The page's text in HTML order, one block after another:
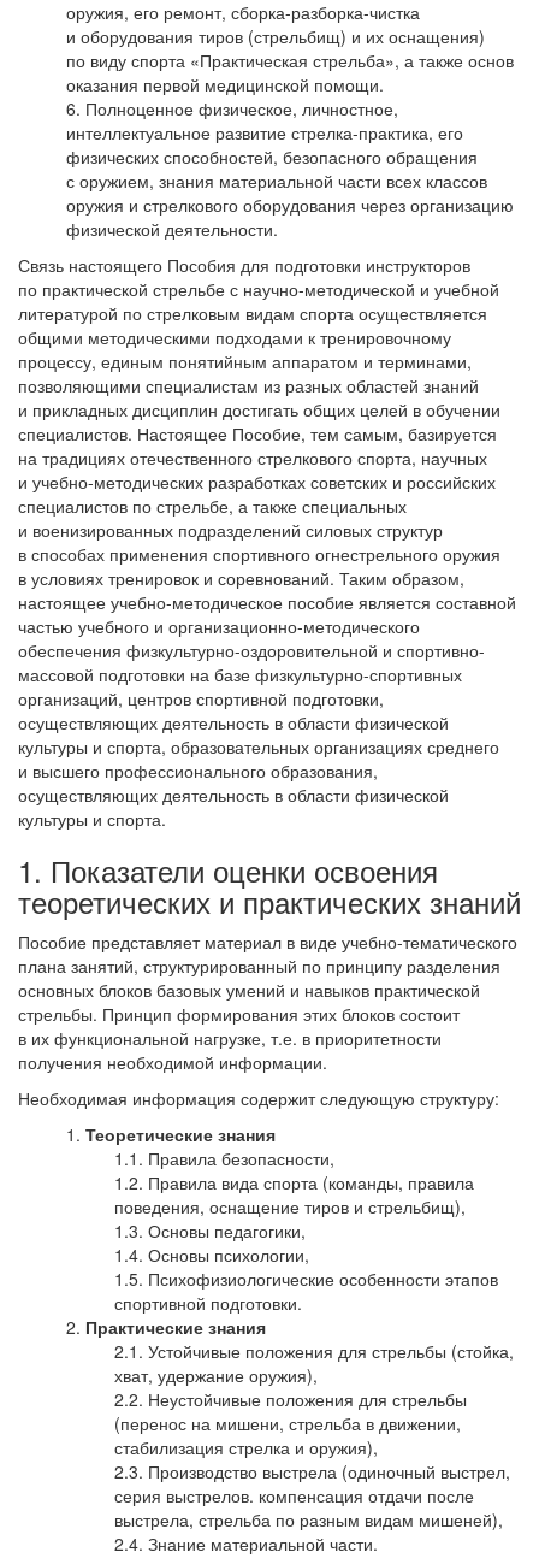
оружия, его ремонт, сборка-разборка-чистка
и оборудования тиров (стрельбищ) и их оснащения)
по виду спорта «Практическая стрельба», а также основ
оказания первой медицинской помощи.
Полноценное физическое, личностное,
интеллектуальное развитие стрелка-практика, его
физических способностей, безопасного обращения
с оружием, знания материальной части всех классов
оружия и стрелкового оборудования через организацию
физической деятельности.
Связь настоящего Пособия для подготовки инструкторов
по практической стрельбе с научно-методической и учебной
литературой по стрелковым видам спорта осуществляется
общими методическими подходами к тренировочному
процессу, единым понятийным аппаратом и терминами,
позволяющими специалистам из разных областей знаний
и прикладных дисциплин достигать общих целей в обучении
специалистов. Настоящее Пособие, тем самым, базируется
на традициях отечественного стрелкового спорта, научных
и учебно-методических разработках советских и российских
специалистов по стрельбе, а также специальных
и военизированных подразделений силовых структур
в способах применения спортивного огнестрельного оружия
в условиях тренировок и соревнований. Таким образом,
настоящее учебно-методическое пособие является составной
частью учебного и организационно-методического
обеспечения физкультурно-оздоровительной и спортивно-
массовой подготовки на базе физкультурно-спортивных
организаций, центров спортивной подготовки,
осуществляющих деятельность в области физической
культуры и спорта, образовательных организациях среднего
и высшего профессионального образования,
осуществляющих деятельность в области физической
культуры и спорта.
1. Показатели оценки освоения
теоретических и практических знаний
Пособие представляет материал в виде учебно-тематического
плана занятий, структурированный по принципу разделения
основных блоков базовых умений и навыков практической
стрельбы. Принцип формирования этих блоков состоит
в их функциональной нагрузке, т.е. в приоритетности
получения необходимой информации.
Необходимая информация содержит следующую структуру:
Теоретические знания
Правила безопасности,
Правила вида спорта (команды, правила
поведения, оснащение тиров и стрельбищ),
Основы педагогики,
Основы психологии,
Психофизиологические особенности этапов
спортивной подготовки.
Практические знания
Устойчивые положения для стрельбы (стойка,
хват, удержание оружия),
Неустойчивые положения для стрельбы
(перенос на мишени, стрельба в движении,
стабилизация стрелка и оружия),
Производство выстрела (одиночный выстрел,
серия выстрелов. компенсация отдачи после
выстрела, стрельба по разным видам мишеней),
Знание материальной части.